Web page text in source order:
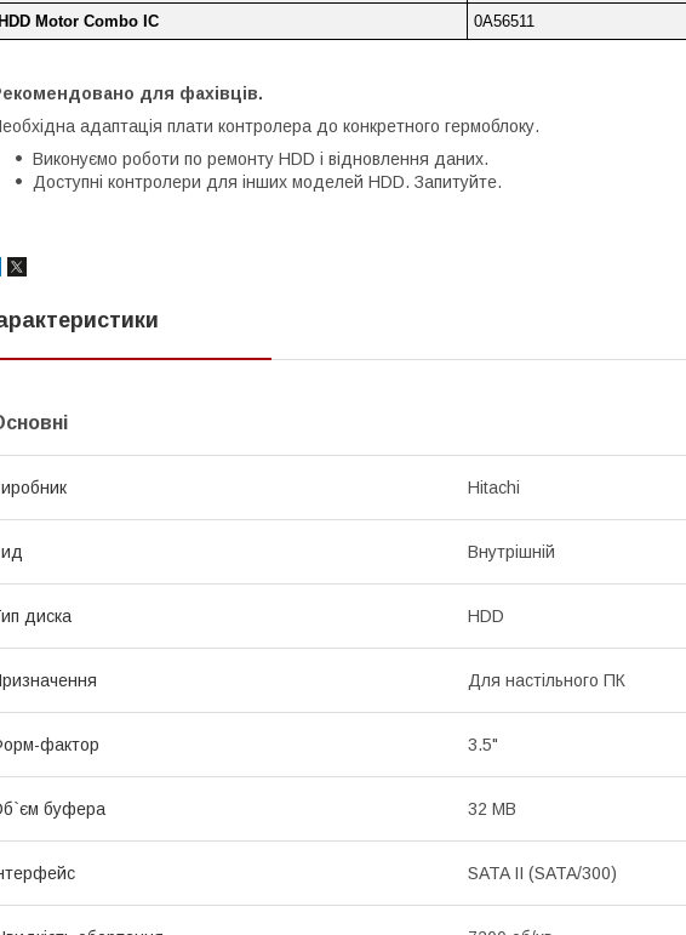
Motor Combo IC 0A56511
для фахівців.
адаптація плати контролера до конкретного гермоблоку.
Виконуємо роботи по ремонту HDD і відновлення даних.
Доступні контролери для інших моделей HDD. Запитуйте.
Hitachi
Внутрішній
диска HDD
Для настільного ПК
фактор 3.5"
буфера 32 MB
SATA II (SATA/300)